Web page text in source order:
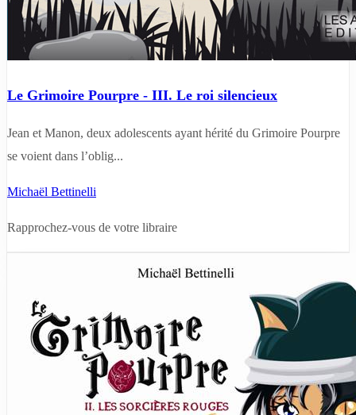
Le Grimoire Pourpre - III. Le roi silencieux
Jean et Manon, deux adolescents ayant hérité du Grimoire Pourpre
se voient dans l’oblig...
Michaël Bettinelli
Rapprochez-vous de votre libraire